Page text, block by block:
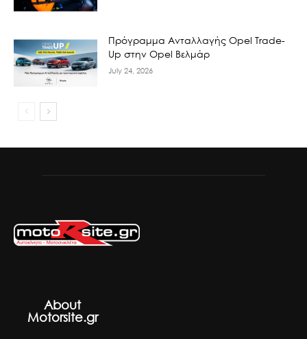
Πρόγραμμα Ανταλλαγής Opel Trade-
Up στην Opel Βελμάρ
July 24, 2026
About
Motorsite.gr